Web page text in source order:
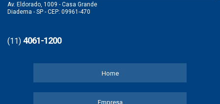
Av. Eldorado, 1009 - Casa Grande
Diadema - SP - CEP: 09961-470
(11) 4061-1200
Home
Empresa